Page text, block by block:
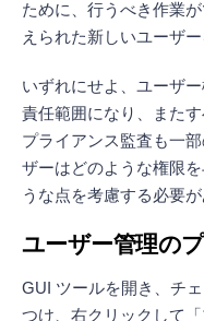
ために、行うべき作業
えられた新しいユーザ
いずれにせよ、ユーザ
責任範囲になり、また
プライアンス監査も一
ザーはどのような権限
うな点を考慮する必要
ユーザー管理の
GUI ツールを開き、チ
つけ、右クリックして